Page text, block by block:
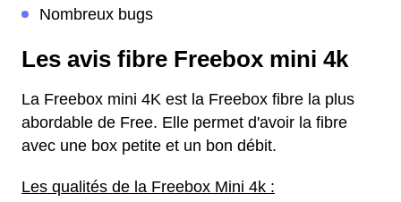
Nombreux bugs
Les avis fibre Freebox mini 4k
La Freebox mini 4K est la Freebox fibre la plus
abordable de Free. Elle permet d'avoir la fibre
avec une box petite et un bon débit.
Les qualités de la Freebox Mini 4k :